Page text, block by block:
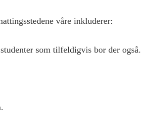
våre inkluderer:
som tilfeldigvis bor der også.